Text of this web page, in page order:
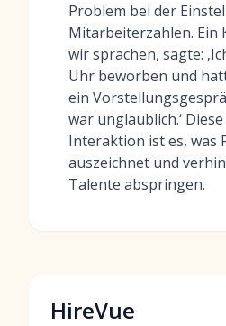
Problem bei der
Mitarbeiterzahlen. Ein
wir sprachen, sagte:
Uhr beworben und
ein
war unglaublich.‘
Interaktion ist es, was
auszeichnet und
Talente abspringen.
HireVue